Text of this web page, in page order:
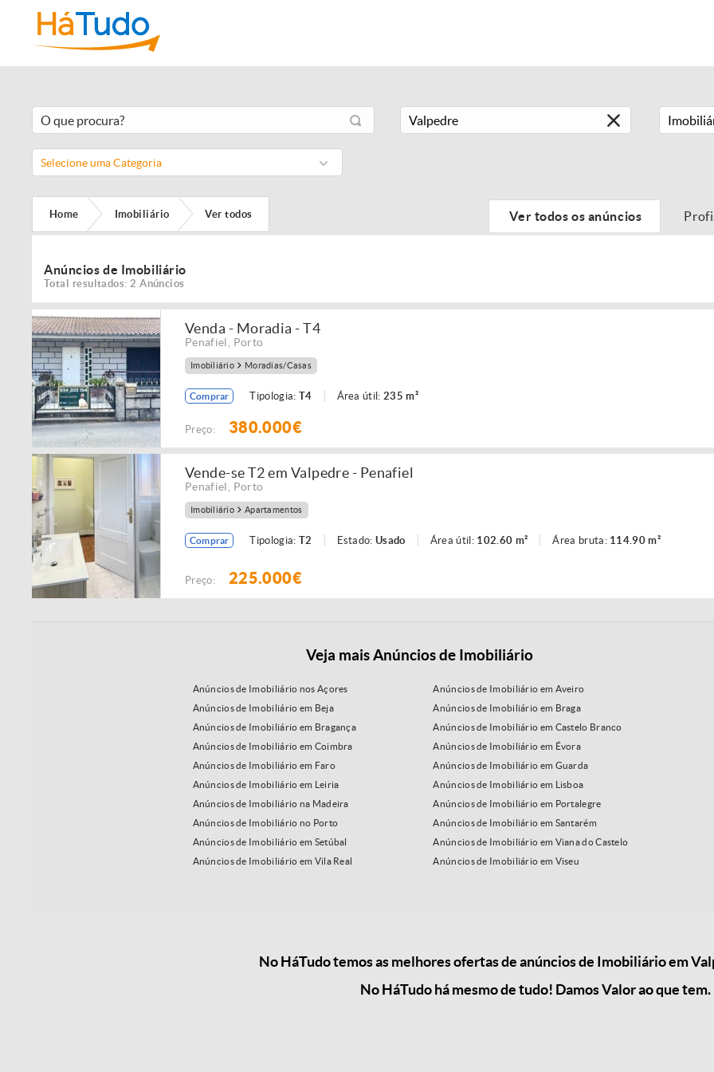
Selecione uma Categoria
Home Imobiliário Ver todos Ver todos os anúncios
Anúncios de Imobiliário
Total resultados: 2 Anúncios
Venda - Moradia - T4
Penafiel Porto
Imobiliário Moradias/Casas
Comprar Tipologia: T4 Área útil:235 m²
Preço: 380.000€
Vende-se T2 em Valpedre - Penafiel
Penafiel Porto
Imobiliário Apartamentos
Comprar Tipologia: T2 Estado:Usado Área útil: 102.60 m² Área bruta: 114.90 m²
Preço: 225.000€
Veja mais Anúncios de Imobiliário
Anúncios de Imobiliário nos Açores
Anúncios de Imobiliário em Aveiro
Anúncios de Imobiliário em Beja
Anúncios de Imobiliário em Braga
Anúncios de Imobiliário em Bragança
Anúncios de Imobiliário em Castelo Branco
Anúncios de Imobiliário em Coimbra
Anúncios de Imobiliário em Évora
Anúncios de Imobiliário em Faro
Anúncios de Imobiliário em Guarda
Anúncios de Imobiliário em Leiria
Anúncios de Imobiliário em Lisboa
Anúncios de Imobiliário na Madeira
Anúncios de Imobiliário em Portalegre
Anúncios de Imobiliário no Porto
Anúncios de Imobiliário em Santarém
Anúncios de Imobiliário em Setúbal
Anúncios de Imobiliário em Viana do Castelo
Anúncios de Imobiliário em Vila Real
Anúncios de Imobiliário em Viseu
No HáTudo temos as melhores ofertas de anúncios de Imobiliário em
No HáTudo há mesmo de tudo! Damos Valor ao que tem.